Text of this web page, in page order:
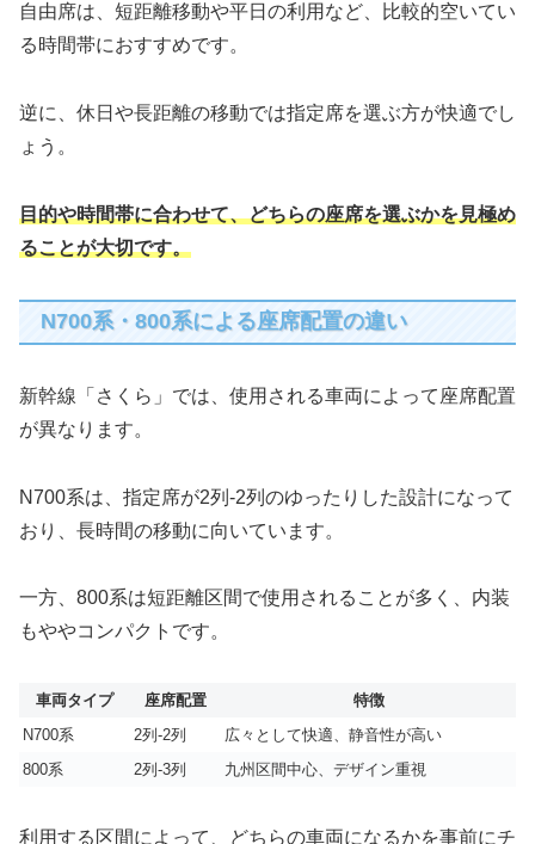
自由席は、短距離移動や平日の利用など、比較的空いてい
る時間帯におすすめです。
逆に、休日や長距離の移動では指定席を選ぶ方が快適でし
ょう。
目的や時間帯に合わせて、どちらの座席を選ぶかを見極め
ることが大切です。
N700系・800系による座席配置の違い
新幹線「さくら」では、使用される車両によって座席配置
が異なります。
N700系は、指定席が2列-2列のゆったりした設計になって
おり、長時間の移動に向いています。
一方、800系は短距離区間で使用されることが多く、内装
もややコンパクトです。
車両タイプ 座席配置
特徴
N700系
2列-2列
広々として快適、静音性が高い
800系
2列-3列 九州区間中心、デザイン重視
利用する区間によって、どちらの車両になるかを事前にチ